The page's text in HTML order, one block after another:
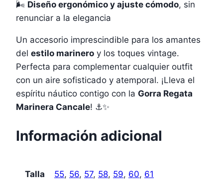
🌬️ Diseño ergonómico y ajuste cómodo, sin
renunciar a la elegancia
Un accesorio imprescindible para los amantes
del estilo marinero y los toques vintage.
Perfecta para complementar cualquier outfit
con un aire sofisticado y atemporal. ¡Lleva el
espíritu náutico contigo con la Gorra Regata
Marinera Cancale! ⚓✨
Información adicional
Talla 55, 56, 57, 58, 59, 60, 61